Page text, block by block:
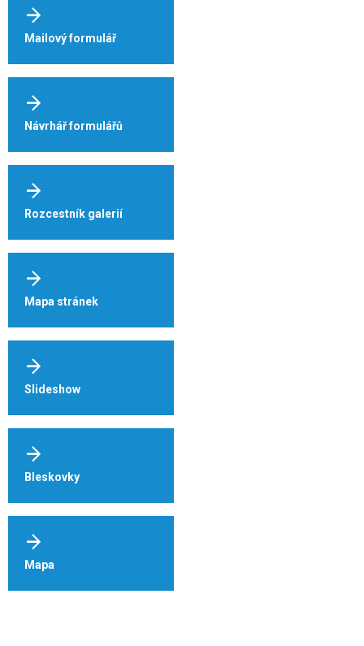
Mailový formulář
Návrhář formulářů
Rozcestník galerií
Mapa stránek
Slideshow
Bleskovky
Mapa